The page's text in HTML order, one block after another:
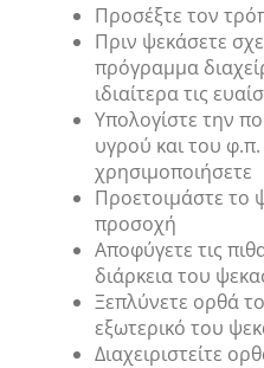
Προσέξτε τον
Πριν ψεκάσετε
πρόγραμμα
ιδιαίτερα τις
Υπολογίστε την
υγρού και του
χρησιμοποιήσετε
Προετοιμάστε το
προσοχή
Αποφύγετε τις
διάρκεια του
Ξεπλύνετε ορθά
εξωτερικό του
Διαχειριστείτε